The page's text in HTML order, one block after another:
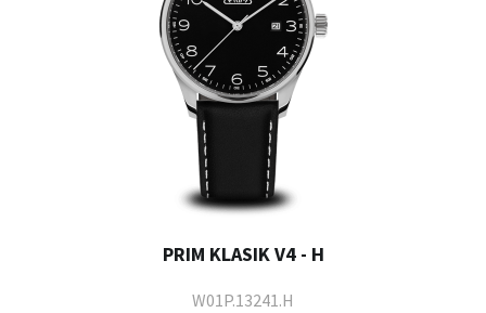
PRIM KLASIK V4 - H
W01P.13241.H